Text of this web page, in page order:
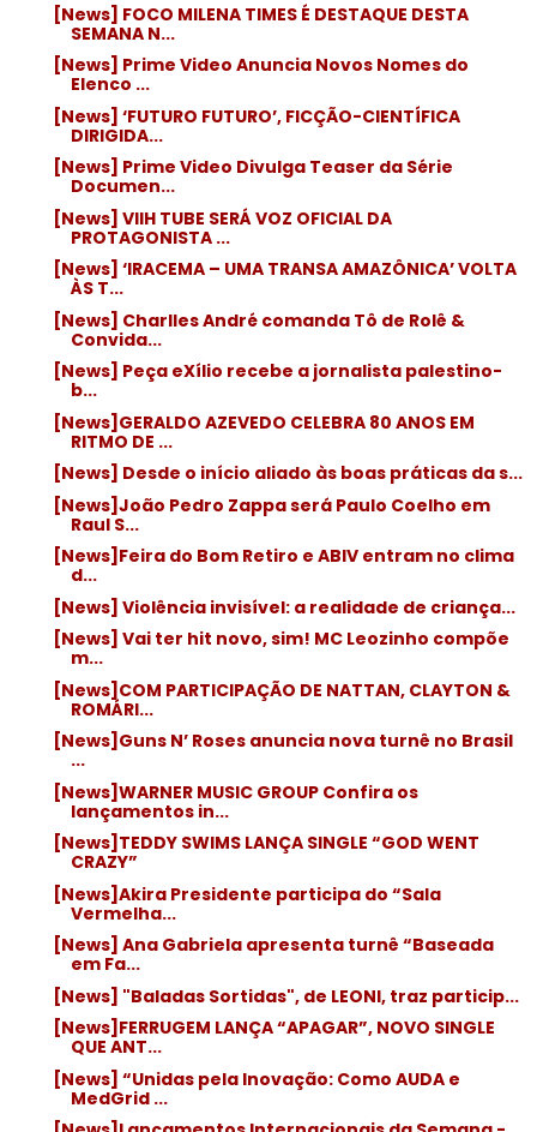
[News] FOCO MILENA TIMES É DESTAQUE DESTA
SEMANA N...
[News] Prime Video Anuncia Novos Nomes do
Elenco ...
[News] ‘FUTURO FUTURO’, FICÇÃO-CIENTÍFICA
DIRIGIDA...
[News] Prime Video Divulga Teaser da Série
Documen...
[News] VIIH TUBE SERÁ VOZ OFICIAL DA
PROTAGONISTA ...
[News] ‘IRACEMA – UMA TRANSA AMAZÔNICA’ VOLTA
ÀS T...
[News] Charlles André comanda Tô de Rolê &
Convida...
[News] Peça eXílio recebe a jornalista palestino-
b...
[News]GERALDO AZEVEDO CELEBRA 80 ANOS EM
RITMO DE ...
[News] Desde o início aliado às boas práticas da s...
[News]João Pedro Zappa será Paulo Coelho em
Raul S...
[News]Feira do Bom Retiro e ABIV entram no clima
d...
[News] Violência invisível: a realidade de criança...
[News] Vai ter hit novo, sim! MC Leozinho compõe
m...
[News]COM PARTICIPAÇÃO DE NATTAN, CLAYTON &
ROMÁRI...
[News]Guns N’ Roses anuncia nova turnê no Brasil
...
[News]WARNER MUSIC GROUP Confira os
lançamentos in...
[News]TEDDY SWIMS LANÇA SINGLE “GOD WENT
CRAZY”
[News]Akira Presidente participa do “Sala
Vermelha...
[News] Ana Gabriela apresenta turnê “Baseada
em Fa...
[News] "Baladas Sortidas", de LEONI, traz particip...
[News]FERRUGEM LANÇA “APAGAR”, NOVO SINGLE
QUE ANT...
[News] “Unidas pela Inovação: Como AUDA e
MedGrid ...